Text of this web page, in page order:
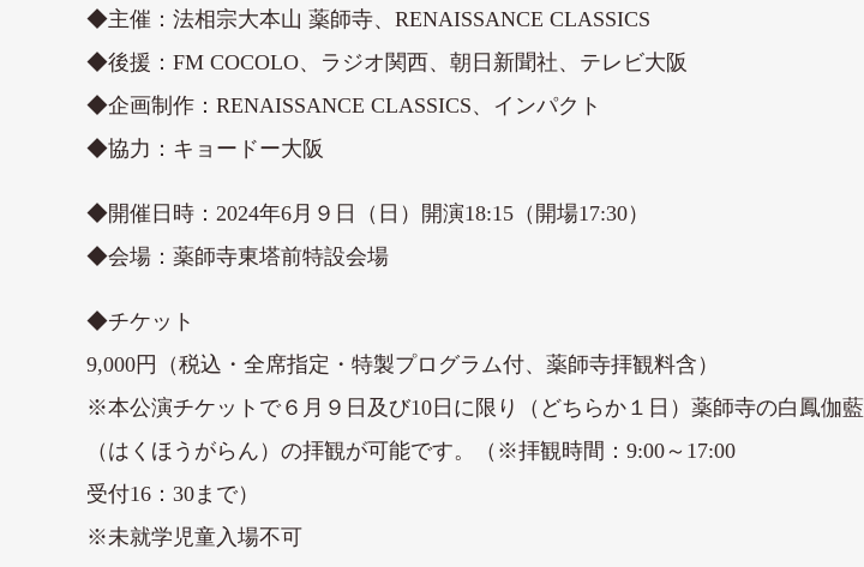
◆主催：法相宗大本山 薬師寺、RENAISSANCE CLASSICS
◆後援：FM COCOLO、ラジオ関西、朝日新聞社、テレビ大阪
◆企画制作：RENAISSANCE CLASSICS、インパクト
◆協力：キョードー大阪
◆開催日時：2024年6月９日（日）開演18:15（開場17:30）
◆会場：薬師寺東塔前特設会場
◆チケット
9,000円（税込・全席指定・特製プログラム付、薬師寺拝観料含）
※本公演チケットで６月９日及び10日に限り（どちらか１日）薬師寺の白鳳伽藍
（はくほうがらん）の拝観が可能です。（※拝観時間：9:00～17:00
受付16：30まで）
※未就学児童入場不可